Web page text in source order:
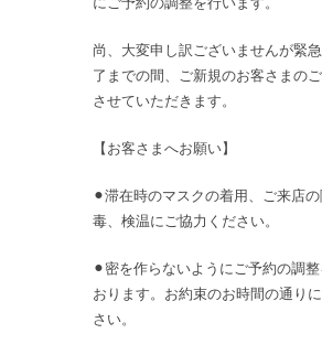
尚、大変申し訳ございませんが緊
了までの間、ご新規のお客さまの
させていただきます。
【お客さまへお願い】
⚫︎滞在時のマスクの着用、ご来店
毒、検温にご協力ください。
⚫︎密を作らないようにご予約の調
おります。お約束のお時間の通り
さい。